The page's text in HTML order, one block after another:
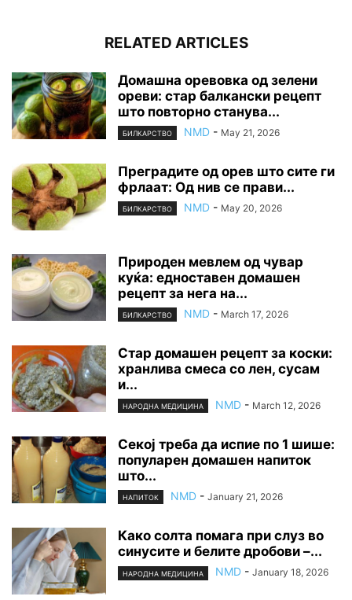
RELATED ARTICLES
Домашна оревовка од зелени
ореви: стар балкански рецепт
што повторно станува...
БИЛКАРСТВО NMD - May 21, 2026
Преградите од орев што сите ги
фрлаат: Од нив се прави...
БИЛКАРСТВО NMD - May 20, 2026
Природен мевлем од чувар
куќа: едноставен домашен
рецепт за нега на...
БИЛКАРСТВО NMD - March 17, 2026
Стар домашен рецепт за коски:
хранлива смеса со лен, сусам
и...
НАРОДНА МЕДИЦИНА NMD - March 12, 2026
Секој треба да испие по 1 шише:
популарен домашен напиток
што...
НАПИТОК NMD - January 21, 2026
Како солта помага при слуз во
синусите и белите дробови –...
НАРОДНА МЕДИЦИНА NMD - January 18, 2026